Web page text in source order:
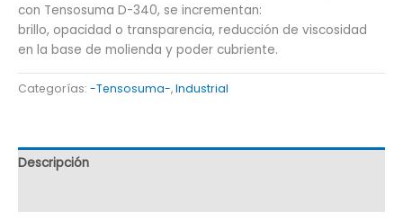
con Tensosuma D-340, se incrementan:
brillo, opacidad o transparencia, reducción de viscosidad
en la base de molienda y poder cubriente.
Categorías: -Tensosuma-,Industrial
Descripción